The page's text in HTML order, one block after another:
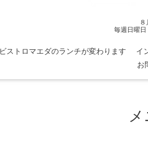
毎週日曜
ビストロマエダのランチが変わります イ
お